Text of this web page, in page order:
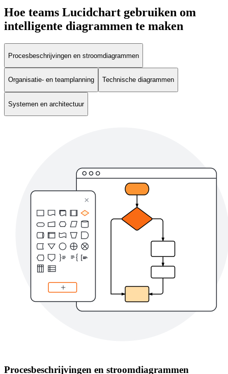
Hoe teams Lucidchart gebruiken om
intelligente diagrammen te maken
Procesbeschrijvingen en stroomdiagrammen
Organisatie- en teamplanning Technische diagrammen
Systemen en architectuur
Procesbeschrijvingen en stroomdiagrammen